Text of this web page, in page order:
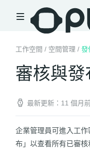
工作空間 / 空間管理 / 發
審核與發
最新更新：11 個月
企業管理員可進入工
布」以查看所有已審